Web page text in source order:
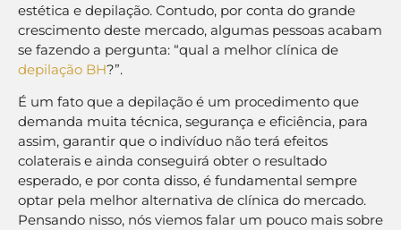
estética e depilação. Contudo, por conta do grande
crescimento deste mercado, algumas pessoas acabam
se fazendo a pergunta: “qual a melhor clínica de
depilação BH?”.
É um fato que a depilação é um procedimento que
demanda muita técnica, segurança e eficiência, para
assim, garantir que o indivíduo não terá efeitos
colaterais e ainda conseguirá obter o resultado
esperado, e por conta disso, é fundamental sempre
optar pela melhor alternativa de clínica do mercado.
Pensando nisso, nós viemos falar um pouco mais sobre